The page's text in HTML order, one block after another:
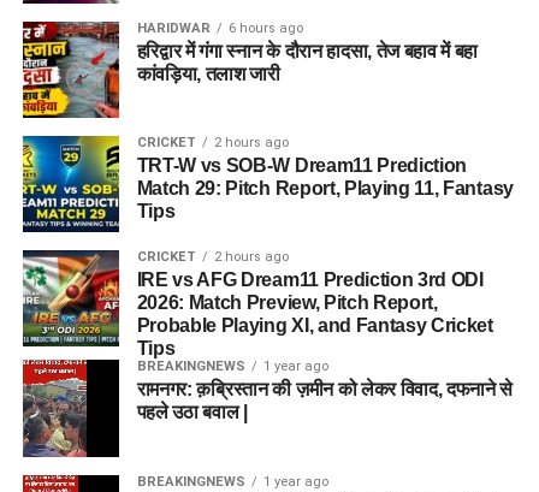
HARIDWAR 6 hours ago
हरिद्वार में गंगा स्नान के दौरान हादसा, तेज बहाव में बहा
कांवड़िया, तलाश जारी
CRICKET 2 hours ago
TRT-W vs SOB-W Dream11 Prediction
Match 29: Pitch Report, Playing 11, Fantasy
Tips
CRICKET 2 hours ago
IRE vs AFG Dream11 Prediction 3rd ODI
2026: Match Preview, Pitch Report,
Probable Playing XI, and Fantasy Cricket
Tips
BREAKINGNEWS 1 year ago
रामनगर: क़ब्रिस्तान की ज़मीन को लेकर विवाद, दफनाने से
पहले उठा बवाल |
BREAKINGNEWS 1 year ago